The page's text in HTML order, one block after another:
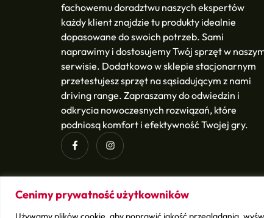
Cenimy prywatność użytkowników
fachowemu doradztwu naszych ekspertów
każdy klient znajdzie tu produkty idealnie
dopasowane do swoich potrzeb. Sami
naprawimy i dostosujemy Twój sprzęt w
serwisie. Dodatkowo w sklepie stacjonarnym
przetestujesz sprzęt na sąsiadującym z nami
driving range. Zapraszamy do odwiedzin i
odkrycia nowoczesnych rozwiązań, które
podniosą komfort i efektywność Twojej gry.